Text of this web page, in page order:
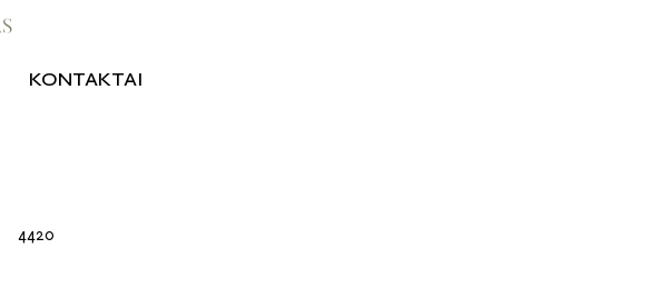
KONTAKTAI
4420